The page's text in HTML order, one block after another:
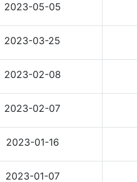
2023-05-05
2023-03-25
2023-02-08
2023-02-07
2023-01-16
2023-01-07